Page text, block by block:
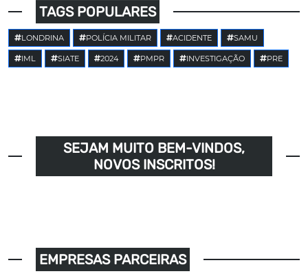
TAGS POPULARES
LONDRINA POLÍCIA MILITAR ACIDENTE SAMU
IML SIATE 2024 PMPR INVESTIGAÇÃO PRE
SEJAM MUITO BEM-VINDOS,
NOVOS INSCRITOS!
EMPRESAS PARCEIRAS